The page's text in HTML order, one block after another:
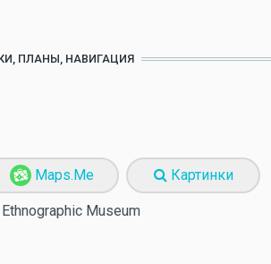
ПЛАНЫ, НАВИГАЦИЯ
Maps.Me Картинки
Museum